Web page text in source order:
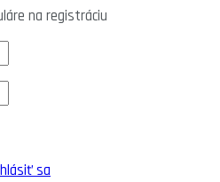
na registráciu
sa